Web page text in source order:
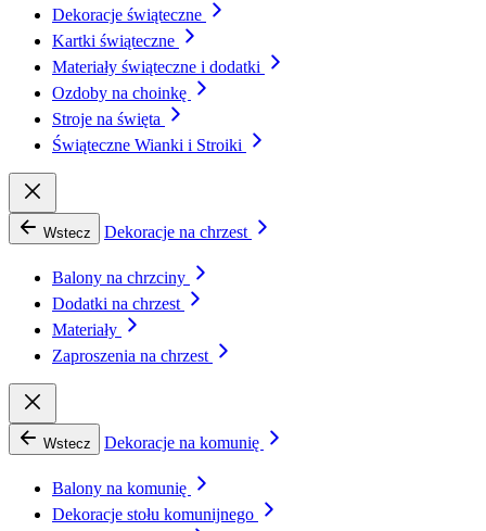
Dekoracje świąteczne
Kartki świąteczne
Materiały świąteczne i dodatki
Ozdoby na choinkę
Stroje na święta
Świąteczne Wianki i Stroiki
Wstecz Dekoracje na chrzest
Balony na chrzciny
Dodatki na chrzest
Materiały
Zaproszenia na chrzest
Wstecz Dekoracje na komunię
Balony na komunię
Dekoracje stołu komunijnego